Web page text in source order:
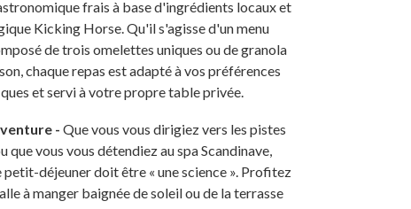
frais à base d'ingrédients locaux et
Kicking Horse. Qu'il s'agisse d'un menu
de trois omelettes uniques ou de granola
chaque repas est adapté à vos préférences
et servi à votre propre table privée.
- Que vous vous dirigiez vers les pistes
que vous vous détendiez au spa Scandinave,
petit-déjeuner doit être « une science ». Profitez
à manger baignée de soleil ou de la terrasse